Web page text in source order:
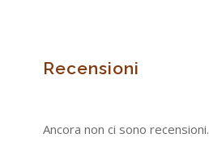
Recensioni
Ancora non ci sono recensioni.